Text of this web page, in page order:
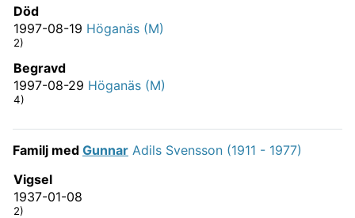
Död
1997-08-19 Höganäs (M)
2)
Begravd
1997-08-29 Höganäs (M)
4)
Familj med Gunnar Adils Svensson (1911 - 1977)
Vigsel
1937-01-08
2)